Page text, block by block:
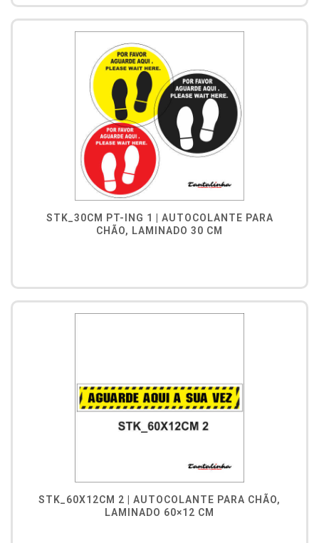
STK_30CM PT-ING 1 | AUTOCOLANTE PARA
CHÃO, LAMINADO 30 CM
STK_60X12CM 2 | AUTOCOLANTE PARA CHÃO,
LAMINADO 60×12 CM